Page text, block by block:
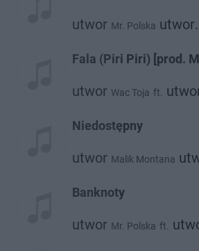
utwor Mr. Polska utwor
Fala (Piri Piri) [prod.
utwor Wac Toja ft.
Niedostępny
utwor Malik Montana
Banknoty
utwor Mr. Polska ft.